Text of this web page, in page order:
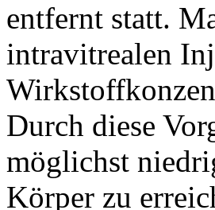
entfernt statt.
intravitrealen
Durch diese
möglichst
Körper zu